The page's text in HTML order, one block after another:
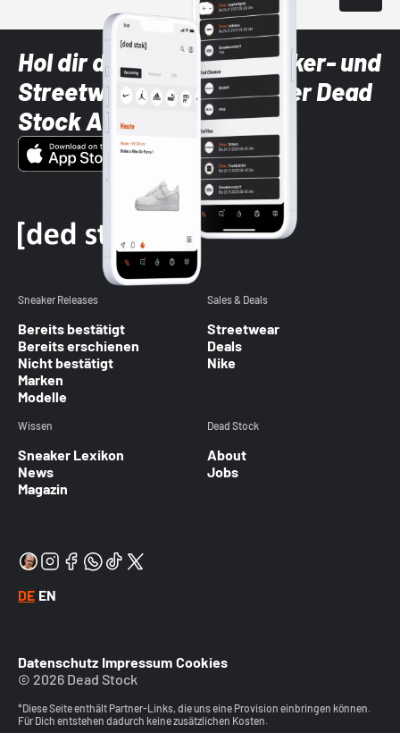
Hol dir die neuesten Sneaker- und
Streetwear-Brands mit der Dead
Stock App
Sneaker Releases
Bereits bestätigt
Bereits erschienen
Nicht bestätigt
Marken
Modelle
Sales & Deals
Streetwear
Deals
Nike
Wissen
Sneaker Lexikon
News
Magazin
Dead Stock
About
Jobs
DE EN
Datenschutz Impressum Cookies
© 2026 Dead Stock
*Diese Seite enthält Partner-Links, die uns eine Provision einbringen können.
Für Dich entstehen dadurch keine zusätzlichen Kosten.